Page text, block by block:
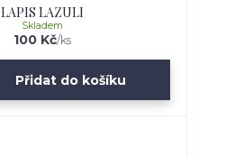
LAPIS LAZULI
100 Kč/ks
Skladem
Přidat do košíku